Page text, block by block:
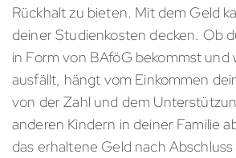
Rückhalt zu bieten. Mit dem Geld
deiner Studienkosten decken. Ob
in Form von BAföG bekommst und
ausfällt, hängt vom Einkommen
von der Zahl und dem
anderen Kindern in deiner Familie
das erhaltene Geld nach